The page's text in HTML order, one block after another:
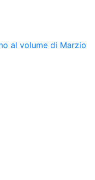
al volume di Marzio